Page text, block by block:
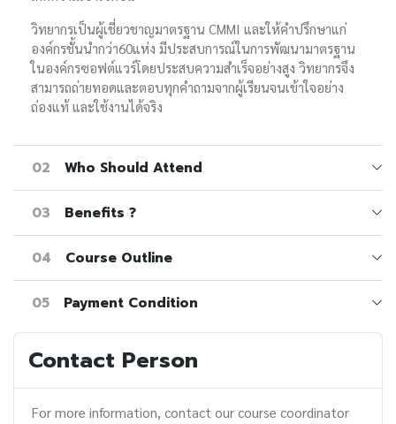
วิทยากรเป็นผู้เชี่ยวชาญมาตรฐาน CMMI และให้คำปรึกษาแก่
องค์กรชั้นนำกว่า60แห่ง มีประสบการณ์ในการพัฒนามาตรฐาน
ในองค์กรซอฟต์แวร์โดยประสบความสำเร็จอย่างสูง วิทยากรจึง
สามารถถ่ายทอดและตอบทุกคำถามจากผู้เรียนจนเข้าใจอย่าง
ถ่องแท้ และใช้งานได้จริง
02 Who Should Attend
03 Benefits ?
04 Course Outline
05 Payment Condition
Contact Person
For more information, contact our course coordinator